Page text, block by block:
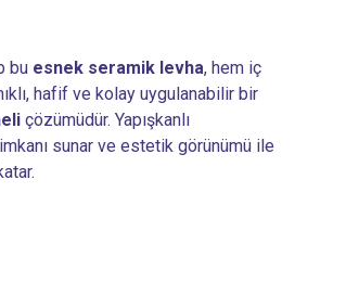
bu esnek seramik levha, hem iç
hafif ve kolay uygulanabilir bir
çözümüdür. Yapışkanlı
sunar ve estetik görünümü ile